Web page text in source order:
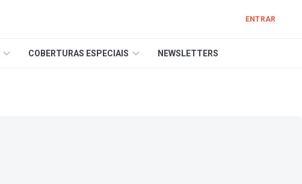
ENTRAR
COBERTURAS ESPECIAIS NEWSLETTERS